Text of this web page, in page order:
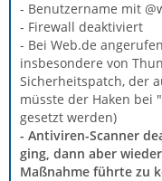
- Benutzername mit
- Firewall deaktiviert
- Bei Web.de
insbesondere von
Sicherheitspatch, der
müsste der Haken bei
gesetzt werden)
- Antiviren-Scanner
ging, dann aber
Maßnahme führte zu